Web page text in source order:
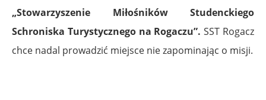
„Stowarzyszenie Miłośników Studenckiego
Schroniska Turystycznego na Rogaczu”. SST Rogacz
chce nadal prowadzić miejsce nie zapominając o misji.